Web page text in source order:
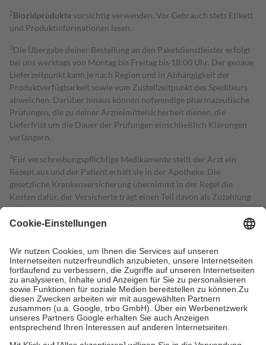
2Biozidproduktevorsichtig verwenden. Vor Gebrauch stets Etikett
und Produktinformationen lesen.
3Die Übergabe deiner Bestellung an den Paketdienstleister erfolgt
bei uns werktags von Montag bis Freitag bis 18:00 Uhr. Der genaue
Lieferzeitpunkt kann je nach Region und in Abhängigkeit der
Produktverfügbarkeit sowie vom Zustellzeitpunkt des Spediteurs
abweichen. Darüber hinaus können notwendige pharmazeutische
Prüfungen, die zu deiner Arzneimittelsicherheit dienen, die
Lieferfrist um die Dauer der Prüfungen einschließlich Klärungen
verlängern.
4Für verschreibungspflichtige Medikamente stellt der Arzt ein
Rezept aus und der Patient erhält sie in der Apotheke. Die
gesetzliche Krankenversicherung übernimmt in der Regel die
Kosten dafür, der Versicherte trägt einen Teil davon als Zuzahlung
mit.
Grundsätzlich leisten Mitglieder Zuzahlungen in Höhe von zehn
höchstens zehn Euro.
Es sind jedoch nie mehr als die tatsächlichen
Kosten der Leistung zu entrichten.
Diese Regeln gelten grundsätzlich auch für Online-Apotheken.
Bei Heilmitteln und häuslicher Krankenpflege beträgt die
Zuzahlung zehn Prozent der Kosten sowie zehn Euro je
Verordnung.
Um das Engagement der Versicherten für ihre eigene Gesundheit zu
stärken und die besondere Stellung der Familie zu unterstützen,